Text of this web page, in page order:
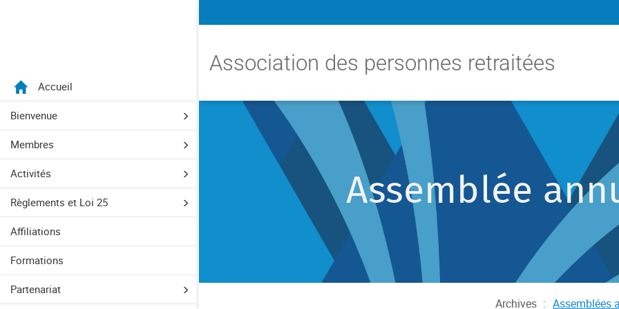
Aller directement au menu principal
Aller directement au contenu principal
Aller directement au formulaire de recherche
Aller directement au pied de page
Association des personnes retraitées
Accueil
Bienvenue
Membres
Activités
Règlements et Loi 25
Affiliations
Formations
Partenariat
Assemblée
Archives : Assemblées